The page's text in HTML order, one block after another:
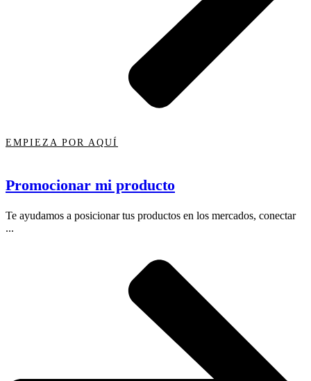
EMPIEZA POR AQUÍ
Promocionar mi producto
Te ayudamos a posicionar tus productos en los mercados, conectar
...